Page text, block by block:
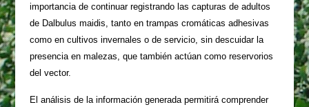
importancia de continuar registrando las capturas de adultos
de Dalbulus maidis, tanto en trampas cromáticas adhesivas
como en cultivos invernales o de servicio, sin descuidar la
presencia en malezas, que también actúan como reservorios
del vector.
El análisis de la información generada permitirá comprender